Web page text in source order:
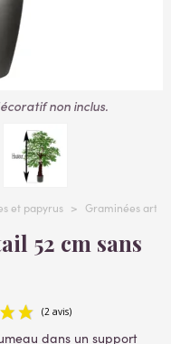
non inclus.
et papyrus > Graminées
dans un support